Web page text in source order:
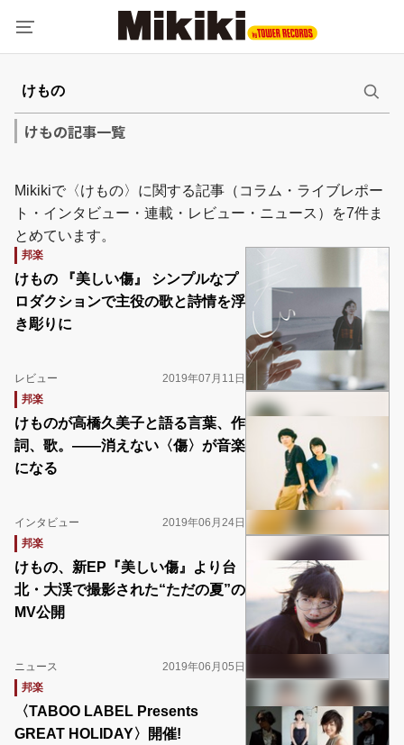
けもの記事一覧
Mikikiで〈けもの〉に関する記事（コラム・ライブレポー
ト・インタビュー・連載・レビュー・ニュース）を7件ま
とめています。
邦楽
けもの 『美しい傷』 シンプルなプ
ロダクションで主役の歌と詩情を浮
き彫りに
レビュー
2019年07月11日
邦楽
けものが高橋久美子と語る言葉、作
詞、歌。――消えない〈傷〉が音楽
になる
インタビュー
2019年06月24日
邦楽
けもの、新EP『美しい傷』より台
北・大渓で撮影された“ただの夏”の
MV公開
ニュース
2019年06月05日
邦楽
〈TABOO LABEL Presents
GREAT HOLIDAY〉開催!